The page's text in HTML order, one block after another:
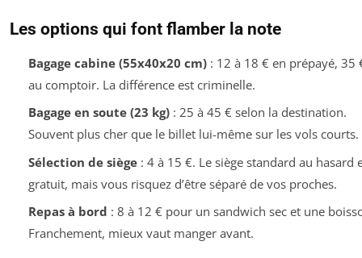
Les options qui font flamber la note
Bagage cabine (55x40x20 cm): 12 à 18 € en prépayé, 35
au comptoir. La différence est criminelle.
Bagage en soute (23 kg): 25 à 45 € selon la destination.
Souvent plus cher que le billet lui-même sur les vols courts.
Sélection de siège: 4 à 15 €. Le siège standard au hasard
gratuit, mais vous risquez d’être séparé de vos proches.
Repas à bord : 8 à 12 € pour un sandwich sec et une
Franchement, mieux vaut manger avant.